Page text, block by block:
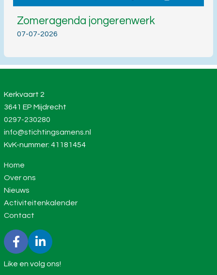
Zomeragenda jongerenwerk
07-07-2026
Kerkvaart 2
3641 EP Mijdrecht
0297-230280
info@stichtingsamens.nl
KvK-nummer: 41181454
Home
Over ons
Nieuws
Activiteitenkalender
Contact
Like en volg ons!